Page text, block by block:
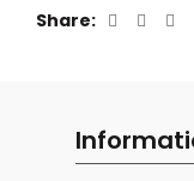
Share